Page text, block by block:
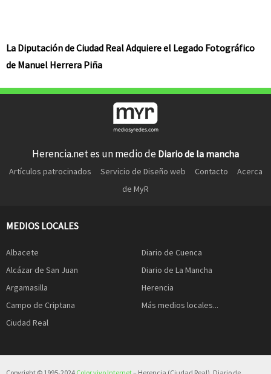
La Diputación de Ciudad Real Adquiere el Legado Fotográfico
de Manuel Herrera Piña
Herencia.net es un medio de Diario de la mancha
Artículos patrocinados Servicio de Diseño web Contacto
Acerca
de MyR
MEDIOS LOCALES
Albacete
Alcázar de San Juan
Argamasilla
Campo de Criptana
Ciudad Real
Diario de Cuenca
Diario de La Mancha
Herencia
Más medios locales...